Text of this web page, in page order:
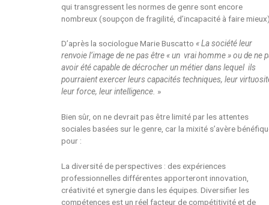
qui transgressent les normes de genre sont encore
nombreux (soupçon de fragilité, d’incapacité à faire
D’après la sociologue Marie Buscatto« La société leur
renvoie l’image de ne pas être « un vrai homme » ou de ne
avoir été capable de décrocher un métier dans lequel ils
pourraient exercer leurs capacités techniques, leur
leur force, leur intelligence. »
Bien sûr, on ne devrait pas être limité par les attentes
sociales basées sur le genre, car la mixité s’avère
pour :
La diversité de perspectives : des expériences
professionnelles différentes apporteront innovation,
créativité et synergie dans les équipes. Diversifier les
compétences est un réel facteur de compétitivité et de